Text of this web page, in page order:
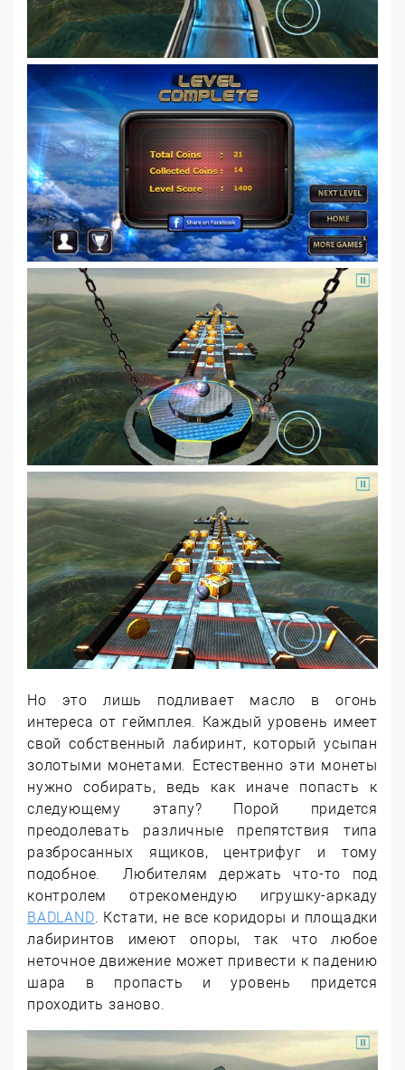
Но это лишь подливает масло в огонь
интереса от геймплея. Каждый уровень имеет
свой собственный лабиринт, который усыпан
золотыми монетами. Естественно эти монеты
нужно собирать, ведь как иначе попасть к
следующему этапу? Порой придется
преодолевать различные препятствия типа
разбросанных ящиков, центрифуг и тому
подобное. Любителям держать что-то под
контролем отрекомендую игрушку-аркаду
BADLAND. Кстати, не все коридоры и площадки
лабиринтов имеют опоры, так что любое
неточное движение может привести к падению
шара в пропасть и уровень придется
проходить заново.